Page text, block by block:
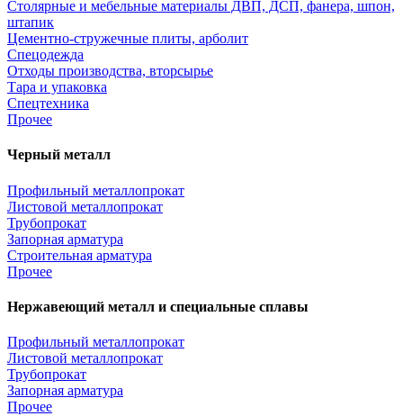
Столярные и мебельные материалы ДВП, ДСП, фанера, шпон,
штапик
Цементно-стружечные плиты, арболит
Спецодежда
Отходы производства, вторсырье
Тара и упаковка
Спецтехника
Прочее
Черный металл
Профильный металлопрокат
Листовой металлопрокат
Трубопрокат
Запорная арматура
Строительная арматура
Прочее
Нержавеющий металл и специальные сплавы
Профильный металлопрокат
Листовой металлопрокат
Трубопрокат
Запорная арматура
Прочее